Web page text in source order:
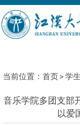
当前位置： 首页 学
音乐学院多团支部
以爱